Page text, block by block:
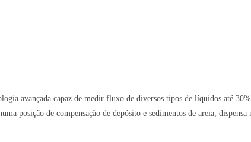
avançada capaz de medir fluxo de diversos tipos de líquidos até
posição de compensação de depósito e sedimentos de areia,